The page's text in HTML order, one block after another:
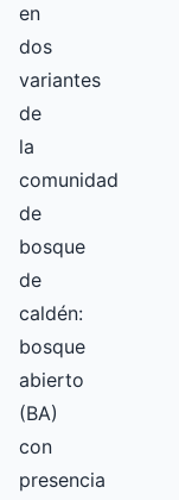
en
dos
variantes
de
la
comunidad
de
bosque
de
caldén:
bosque
abierto
(BA)
con
presencia